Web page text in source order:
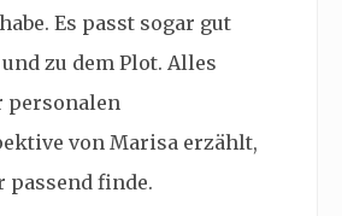
Es passt sogar gut
zu dem Plot. Alles
personalen
von Marisa erzählt,
passend finde.